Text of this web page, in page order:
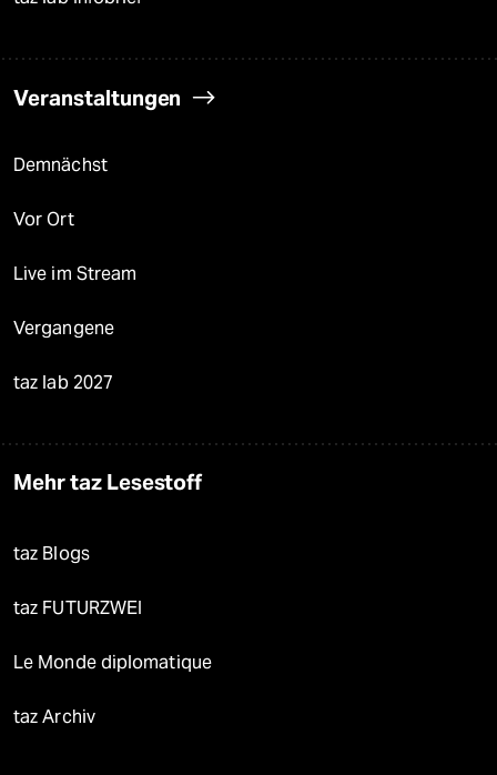
Veranstaltungen
Demnächst
Vor Ort
Live im Stream
Vergangene
taz lab 2027
Mehr taz Lesestoff
taz Blogs
taz FUTURZWEI
Le Monde diplomatique
taz Archiv